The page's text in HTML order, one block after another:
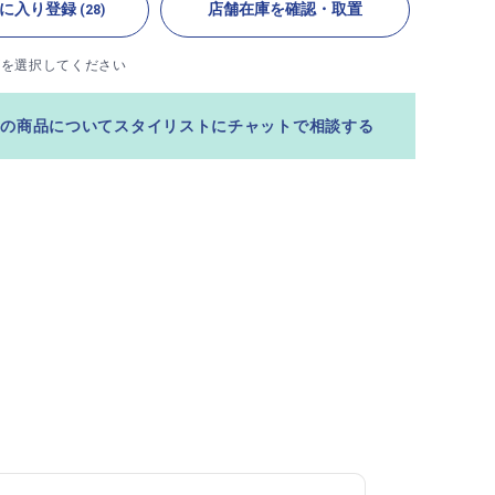
入り登録 (28) 店舗在庫を確認・取置
選択してください
商品についてスタイリストにチャットで相談する